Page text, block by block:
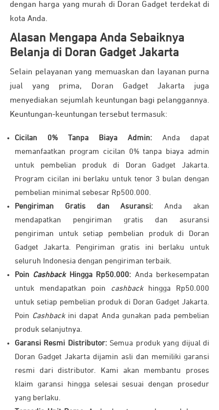
dengan harga yang murah di Doran Gadget terdekat di
kota Anda.
Alasan Mengapa Anda Sebaiknya
Belanja di Doran Gadget Jakarta
Selain pelayanan yang memuaskan dan layanan purna
jual yang prima, Doran Gadget Jakarta juga
menyediakan sejumlah keuntungan bagi pelanggannya.
Keuntungan-keuntungan tersebut termasuk:
Cicilan 0% Tanpa Biaya Admin: Anda dapat
memanfaatkan program cicilan 0% tanpa biaya admin
untuk pembelian produk di Doran Gadget Jakarta.
Program cicilan ini berlaku untuk tenor 3 bulan dengan
pembelian minimal sebesar Rp500.000.
Pengiriman Gratis dan Asuransi: Anda akan
mendapatkan pengiriman gratis dan asuransi
pengiriman untuk setiap pembelian produk di Doran
Gadget Jakarta. Pengiriman gratis ini berlaku untuk
seluruh Indonesia dengan pengiriman terbaik.
Poin CashbackHingga Rp50.000: Anda berkesempatan
untuk mendapatkan poin cashbackhingga Rp50.000
untuk setiap pembelian produk di Doran Gadget Jakarta.
Poin Cashbackini dapat Anda gunakan pada pembelian
produk selanjutnya.
Garansi Resmi Distributor:Semua produk yang dijual di
Doran Gadget Jakarta dijamin asli dan memiliki garansi
resmi dari distributor. Kami akan membantu proses
klaim garansi hingga selesai sesuai dengan prosedur
yang berlaku.